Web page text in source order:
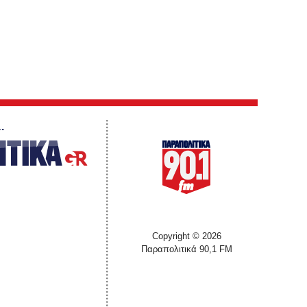
Copyright © 2026
Παραπολιτικά 90,1 FM